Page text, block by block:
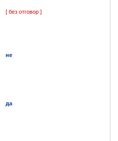
[ без отговор ]
не
да